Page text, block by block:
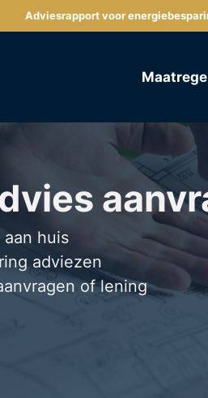
Adviesrapport voor
huis
adviezen
of lening